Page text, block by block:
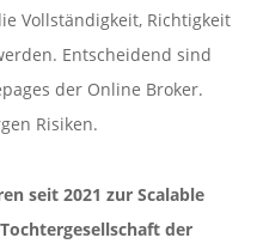
Vollständigkeit, Richtigkeit
Entscheidend sind
der Online Broker.
Risiken.
seit 2021 zur Scalable
der